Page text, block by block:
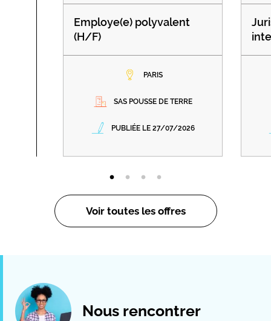
Employe(e) polyvalent
(H/F)
PARIS
SAS POUSSE DE TERRE
PUBLIÉE LE 27/07/2026
Voir toutes les offres
Nous rencontrer